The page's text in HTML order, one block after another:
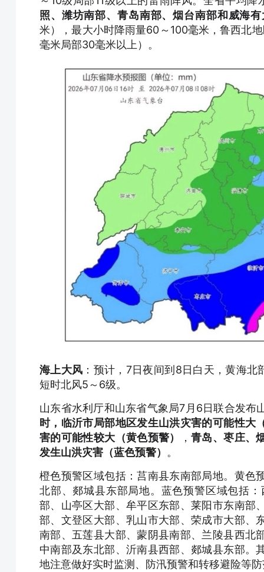
照、潍坊南部、青岛南部、烟台南部和威海
米），最大小时降雨量60～100毫米，鲁西北
毫米局部30毫米以上）。
海上大风 ：预计，7日夜间到8日白天，黄海
短时北风5～6级。
山东省水利厅和山东省气象局7月6日联合发布
时，临沂市局部地区发生山洪灾害的可能性大
害的可能性较大（黄色预警）
，青岛、枣庄、
发生山洪灾害（蓝色预警） 。
橙色预警区域包括：莒南县东南部局地。黄色
北部、郯城县东部局地。蓝色预警区域包括
部、山亭区大部、牟平区东部、莱阳市东南部
部、文登区大部、乳山市大部、荣成市大部、
南部、五莲县大部、蒙阴县南部、兰陵县西北
中南部及东北部、沂南县西部、郯城县东部。
地注意做好实时监测、防汛预警和转移避险等